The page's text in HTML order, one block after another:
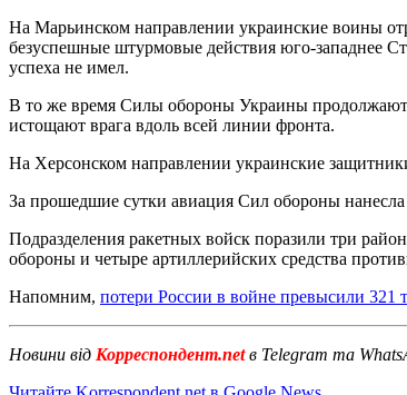
На Марьинском направлении украинские воины
безуспешные штурмовые действия юго-западнее
успеха не имел.
В то же время Силы обороны Украины продолжают
истощают врага вдоль всей линии фронта.
На Херсонском направлении украинские
За прошедшие сутки авиация Сил обороны
Подразделения ракетных войск поразили три
обороны и четыре артиллерийских средства
Напомним, потери России в войне превысили 321
Новини від Корреспондент.netв Telegram та